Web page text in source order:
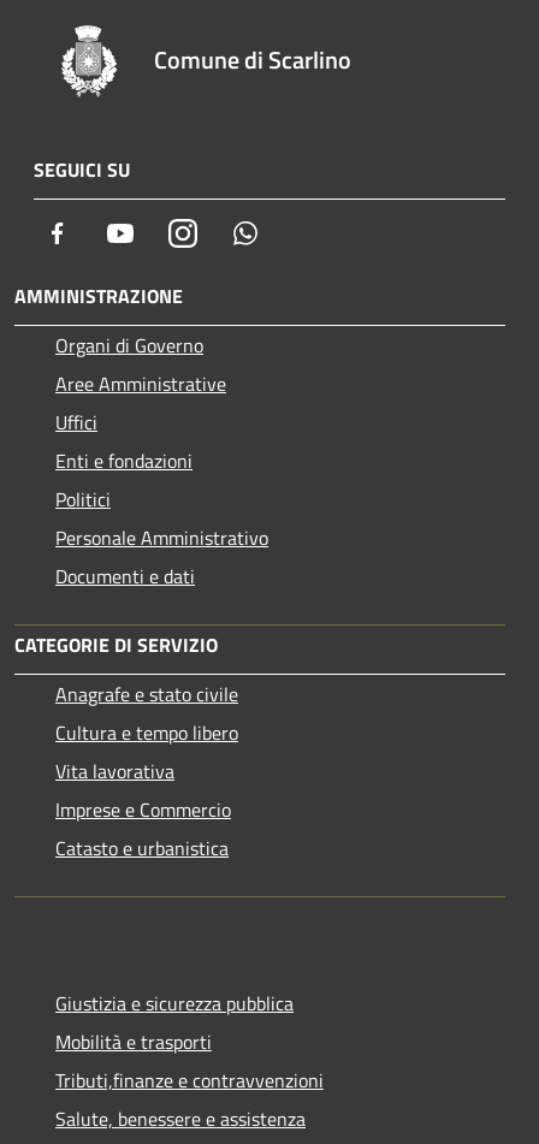
Comune di Scarlino
SEGUICI SU
Facebook YoutubeInstagram
AMMINISTRAZIONE
Organi di Governo
Aree Amministrative
Uffici
Enti e fondazioni
Politici
Personale Amministrativo
Documenti e dati
CATEGORIE DI SERVIZIO
Anagrafe e stato civile
Cultura e tempo libero
Vita lavorativa
Imprese e Commercio
Catasto e urbanistica
Giustizia e sicurezza pubblica
Mobilità e trasporti
Tributi,finanze e contravvenzioni
Salute, benessere e assistenza